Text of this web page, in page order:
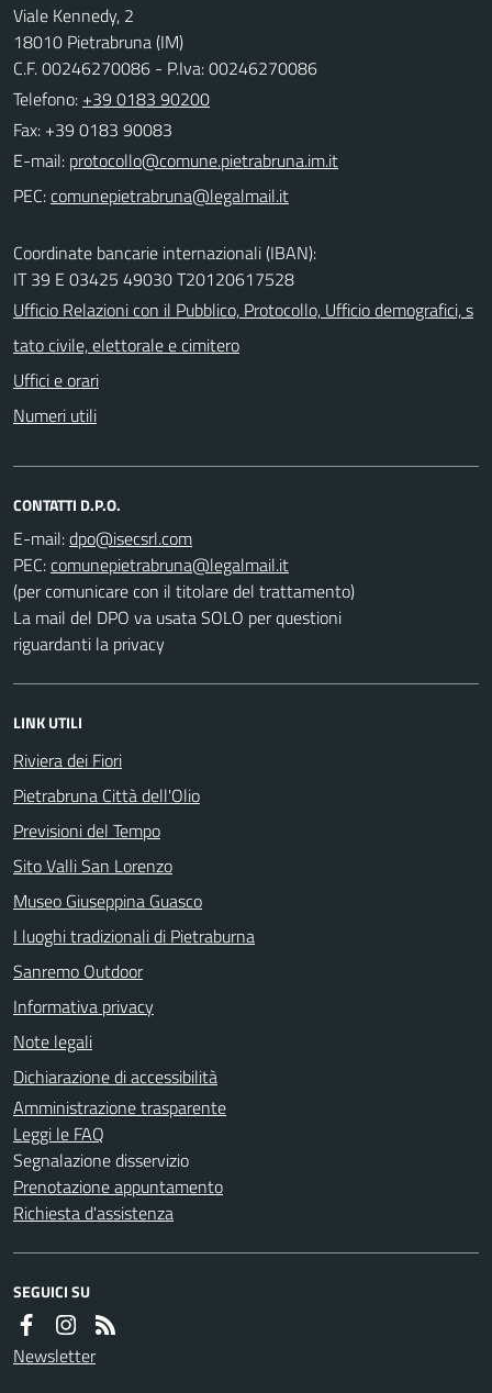
Viale Kennedy, 2
18010 Pietrabruna (IM)
C.F. 00246270086 - P.Iva: 00246270086
Telefono: +39 0183 90200
Fax: +39 0183 90083
E-mail:
PEC:
Coordinate bancarie internazionali (IBAN):
IT 39 E 03425 49030 T20120617528
Ufficio Relazioni con il Pubblico, Protocollo, Ufficio demografici, s
tato civile, elettorale e cimitero
Uffici e orari
Numeri utili
CONTATTI D.P.O.
E-mail:
PEC:
(per comunicare con il titolare del trattamento)
La mail del DPO va usata SOLO per questioni
riguardanti la privacy
LINK UTILI
Riviera dei Fiori
Pietrabruna Città dell'Olio
Previsioni del Tempo
Sito Valli San Lorenzo
Museo Giuseppina Guasco
I luoghi tradizionali di Pietraburna
Sanremo Outdoor
Informativa privacy
Note legali
Dichiarazione di accessibilità
Amministrazione trasparente
Leggi le FAQ
Segnalazione disservizio
Prenotazione appuntamento
Richiesta d'assistenza
SEGUICI SU
Newsletter